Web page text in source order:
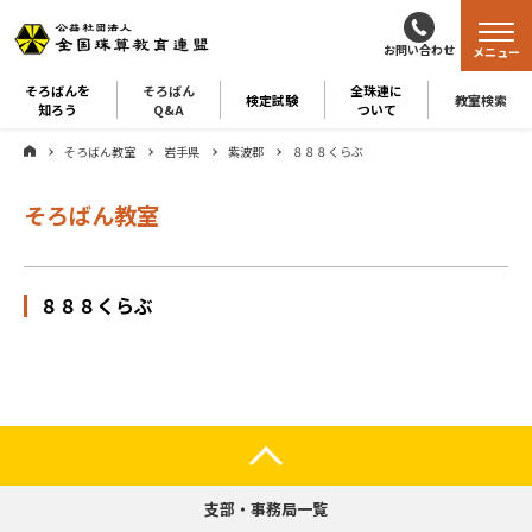
お問い合わせ
そろばんを
知ろう
そろばん
Q&A
検定試験
全珠連に
ついて
教室検索
メニュー
そろばん教室 岩手県 紫波郡 ８８８くらぶ
そろばん教室
８８８くらぶ
支部・事務局一覧